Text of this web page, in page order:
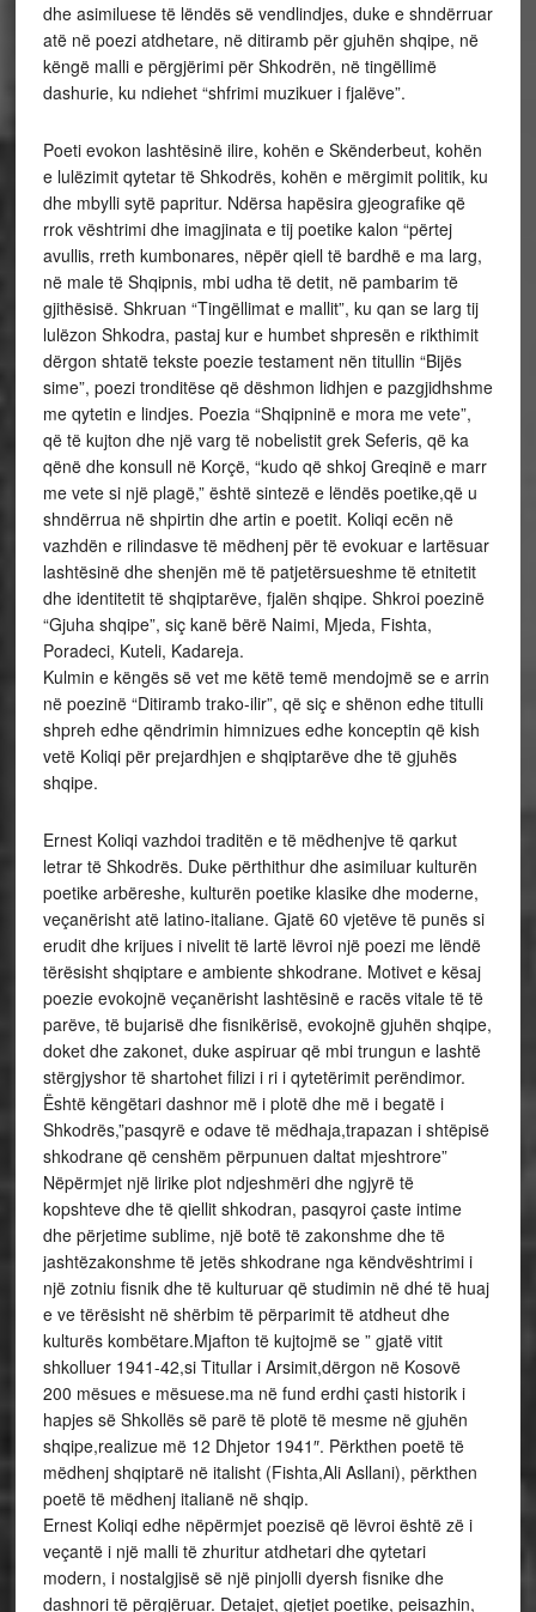
dhe asimiluese të lëndës së vendlindjes, duke e shndërruar
atë në poezi atdhetare, në ditiramb për gjuhën shqipe, në
këngë malli e përgjërimi për Shkodrën, në tingëllimë
dashurie, ku ndiehet “shfrimi muzikuer i fjalëve”.
Poeti evokon lashtësinë ilire, kohën e Skënderbeut, kohën
e lulëzimit qytetar të Shkodrës, kohën e mërgimit politik, ku
dhe mbylli sytë papritur. Ndërsa hapësira gjeografike që
rrok vështrimi dhe imagjinata e tij poetike kalon “përtej
avullis, rreth kumbonares, nëpër qiell të bardhë e ma larg,
në male të Shqipnis, mbi udha të detit, në pambarim të
gjithësisë. Shkruan “Tingëllimat e mallit”, ku qan se larg tij
lulëzon Shkodra, pastaj kur e humbet shpresën e rikthimit
dërgon shtatë tekste poezie testament nën titullin “Bijës
sime”, poezi tronditëse që dëshmon lidhjen e pazgjidhshme
me qytetin e lindjes. Poezia “Shqipninë e mora me vete”,
që të kujton dhe një varg të nobelistit grek Seferis, që ka
qënë dhe konsull në Korçë, “kudo që shkoj Greqinë e marr
me vete si një plagë,” është sintezë e lëndës poetike,që u
shndërrua në shpirtin dhe artin e poetit. Koliqi ecën në
vazhdën e rilindasve të mëdhenj për të evokuar e lartësuar
lashtësinë dhe shenjën më të patjetërsueshme të etnitetit
dhe identitetit të shqiptarëve, fjalën shqipe. Shkroi poezinë
“Gjuha shqipe”, siç kanë bërë Naimi, Mjeda, Fishta,
Poradeci, Kuteli, Kadareja.
Kulmin e këngës së vet me këtë temë mendojmë se e arrin
në poezinë “Ditiramb trako-ilir”, që siç e shënon edhe titulli
shpreh edhe qëndrimin himnizues edhe konceptin që kish
vetë Koliqi për prejardhjen e shqiptarëve dhe të gjuhës
shqipe.
Ernest Koliqi vazhdoi traditën e të mëdhenjve të qarkut
letrar të Shkodrës. Duke përthithur dhe asimiluar kulturën
poetike arbëreshe, kulturën poetike klasike dhe moderne,
veçanërisht atë latino-italiane. Gjatë 60 vjetëve të punës si
erudit dhe krijues i nivelit të lartë lëvroi një poezi me lëndë
tërësisht shqiptare e ambiente shkodrane. Motivet e kësaj
poezie evokojnë veçanërisht lashtësinë e racës vitale të të
parëve, të bujarisë dhe fisnikërisë, evokojnë gjuhën shqipe,
doket dhe zakonet, duke aspiruar që mbi trungun e lashtë
stërgjyshor të shartohet filizi i ri i qytetërimit perëndimor.
Është këngëtari dashnor më i plotë dhe më i begatë i
Shkodrës,”pasqyrë e odave të mëdhaja,trapazan i shtëpisë
shkodrane që censhëm përpunuen daltat mjeshtrore”
Nëpërmjet një lirike plot ndjeshmëri dhe ngjyrë të
kopshteve dhe të qiellit shkodran, pasqyroi çaste intime
dhe përjetime sublime, një botë të zakonshme dhe të
jashtëzakonshme të jetës shkodrane nga këndvështrimi i
një zotniu fisnik dhe të kulturuar që studimin në dhé të huaj
e ve tërësisht në shërbim të përparimit të atdheut dhe
kulturës kombëtare.Mjafton të kujtojmë se ” gjatë vitit
shkolluer 1941-42,si Titullar i Arsimit,dërgon në Kosovë
200 mësues e mësuese.ma në fund erdhi çasti historik i
hapjes së Shkollës së parë të plotë të mesme në gjuhën
shqipe,realizue më 12 Dhjetor 1941″. Përkthen poetë të
mëdhenj shqiptarë në italisht (Fishta,Ali Asllani), përkthen
poetë të mëdhenj italianë në shqip.
Ernest Koliqi edhe nëpërmjet poezisë që lëvroi është zë i
veçantë i një malli të zhuritur atdhetari dhe qytetari
modern, i nostalgjisë së një pinjolli dyersh fisnike dhe
dashnori të përgjëruar. Detajet, gjetjet poetike, peisazhin,